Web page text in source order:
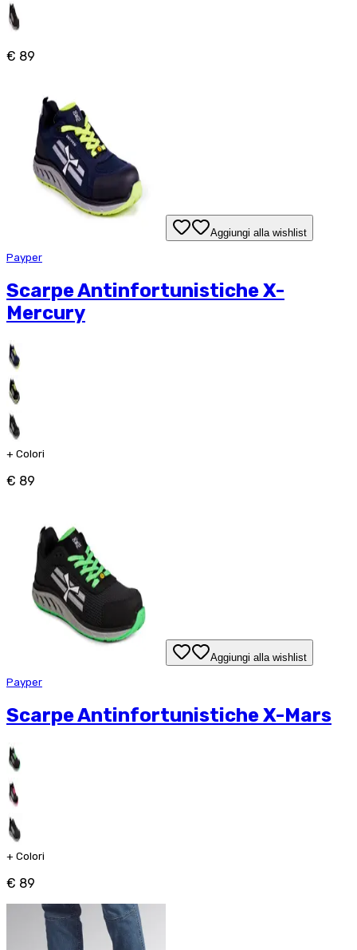
€ 89
Aggiungi alla wishlist
Payper
Scarpe Antinfortunistiche X-
Mercury
+ Colori
€ 89
Aggiungi alla wishlist
Payper
Scarpe Antinfortunistiche X-Mars
+ Colori
€ 89